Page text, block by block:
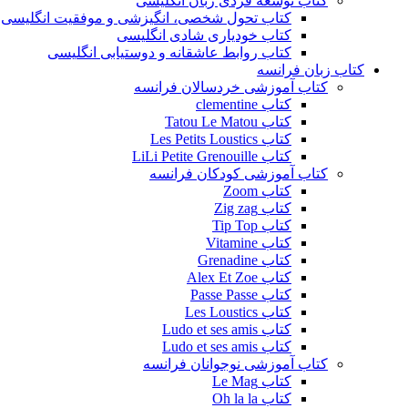
کتاب تحول شخصی، انگیزشی و موفقیت انگلیسی
کتاب خودیاری شادی انگلیسی
کتاب روابط عاشقانه و دوستیابی انگلیسی
کتاب زبان فرانسه
کتاب آموزشی خردسالان فرانسه
کتاب clementine
کتاب Tatou Le Matou
کتاب Les Petits Loustics
کتاب LiLi Petite Grenouille
کتاب آموزشی کودکان فرانسه
کتاب Zoom
کتاب Zig zag
کتاب Tip Top
کتاب Vitamine
کتاب Grenadine
کتاب Alex Et Zoe
کتاب Passe Passe
کتاب Les Loustics
کتاب Ludo et ses amis
کتاب Ludo et ses amis
کتاب آموزشی نوجوانان فرانسه
کتاب Le Mag
کتاب Oh la la